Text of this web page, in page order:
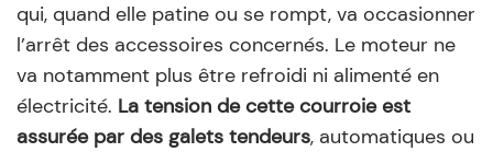
qui, quand elle patine ou se rompt, va occasionner
l’arrêt des accessoires concernés. Le moteur ne
va notamment plus être refroidi ni alimenté en
électricité. La tension de cette courroie est
assurée par des galets tendeurs, automatiques ou